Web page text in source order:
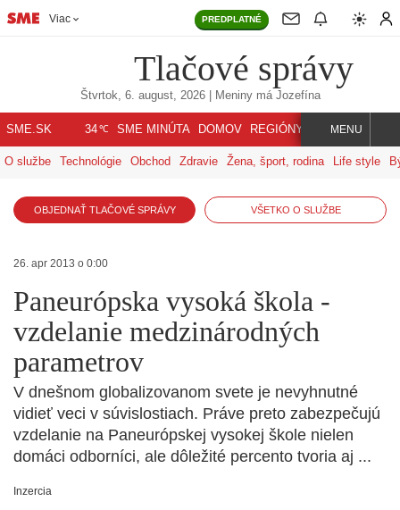
Viac PREDPLATNÉ
Tlačové správy
Štvrtok, 6. august, 2026| Meniny má Jozefína
SME.SK 34℃ SME MINÚTA DOMOV REGIÓNY INDEX SVET
MENU
O službe Technológie Obchod Zdravie Žena, šport, rodina Life style
OBJEDNAŤ TLAČOVÉ SPRÁVY VŠETKO O SLUŽBE
26. apr 2013 o 0:00
Paneurópska vysoká škola -
vzdelanie medzinárodných
parametrov
V dnešnom globalizovanom svete je nevyhnutné
vidieť veci v súvislostiach. Práve preto zabezpečujú
vzdelanie na Paneurópskej vysokej škole nielen
domáci odborníci, ale dôležité percento tvoria aj ...
Inzercia